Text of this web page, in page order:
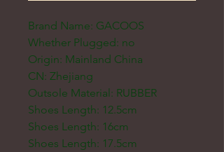
Brand Name: GACOOS
Whether Plugged: no
Origin: Mainland China
CN: Zhejiang
Outsole Material: RUBBER
Shoes Length: 12.5cm
Shoes Length: 16cm
Shoes Length: 17.5cm